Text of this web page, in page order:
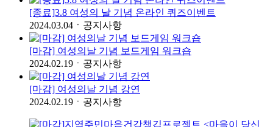
[종료]3.8 여성의 날 기념 온라인 퀴즈이벤트
2024.03.04 ㆍ 공지사항
[마감] 여성의날 기념 보드게임 워크숍
2024.02.19 ㆍ 공지사항
[마감] 여성의날 기념 강연
2024.02.19 ㆍ 공지사항